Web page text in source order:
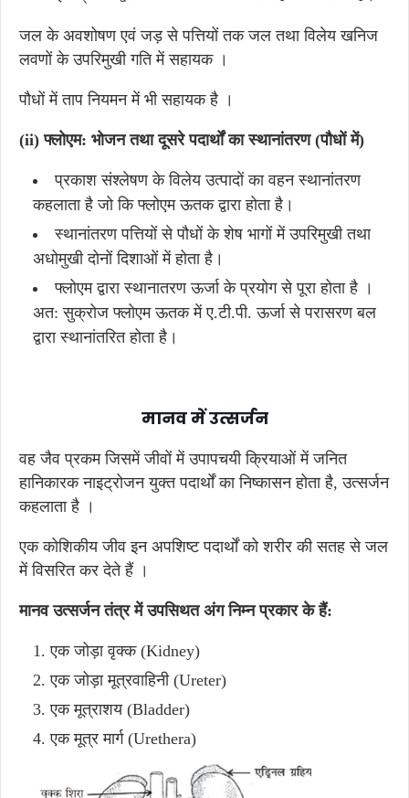
जल के अवशोषण एवं जड़ से पत्तियों तक जल तथा विलेय खनिज
लवणों के उपरिमुखी गति में सहायक ।
पौधों में ताप नियमन में भी सहायक है ।
(ii) फ्लोएम: भोजन तथा दूसरे पदार्थों का स्थानांतरण (पौधों में)
प्रकाश संश्लेषण के विलेय उत्पादों का वहन स्थानांतरण
कहलाता है जो कि फ्लोएम ऊतक द्वारा होता है।
स्थानांतरण पत्तियों से पौधों के शेष भागों में उपरिमुखी तथा
अधोमुखी दोनों दिशाओं में होता है।
फ्लोएम द्वारा स्थानातरण ऊर्जा के प्रयोग से पूरा होता है ।
अत: सुक्रोज फ्लोएम ऊतक में ए.टी.पी. ऊर्जा से परासरण बल
द्वारा स्थानांतरित होता है।
मानव में उत्सर्जन
वह जैव प्रकम जिसमें जीवों में उपापचयी क्रियाओं में जनित
हानिकारक नाइट्रोजन युक्त पदार्थों का निष्कासन होता है, उत्सर्जन
कहलाता है ।
एक कोशिकीय जीव इन अपशिष्ट पदार्थों को शरीर की सतह से जल
में विसरित कर देते हैं ।
मानव उत्सर्जन तंत्र में उपसिथत अंग निम्न प्रकार के हैं:
एक जोड़ा वृक्क (Kidney)
एक जोड़ा मूत्रवाहिनी (Ureter)
एक मूत्राशय (Bladder)
एक मूत्र मार्ग (Urethera)